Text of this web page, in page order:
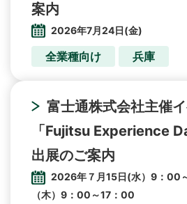
案内
2026年7月24日(金)
全業種向け 兵庫
富士通株式会社主催
「Fujitsu Experience
出展のご案内
2026年７月15日(水）9：00
（木）9：00～17：00